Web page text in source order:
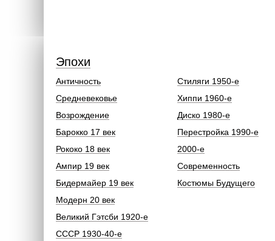
Античность
Средневековье
Возрождение
Барокко 17 век
Рококо 18 век
Ампир 19 век
Бидермайер 19 век
Модерн 20 век
Великий Гэтсби 1920-е
СССР 1930-40-е
Стиляги 1950-е
Хиппи 1960-е
Диско 1980-е
Перестройка 1990-е
2000-е
Современность
Костюмы Будущего
Эпохи